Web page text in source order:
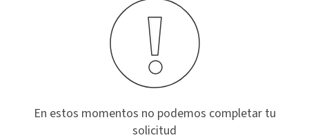
En estos momentos no podemos completar tu
solicitud